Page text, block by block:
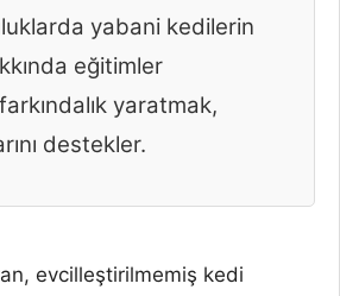
yabani kedilerin
eğitimler
yaratmak,
destekler.
evcilleştirilmemiş kedi